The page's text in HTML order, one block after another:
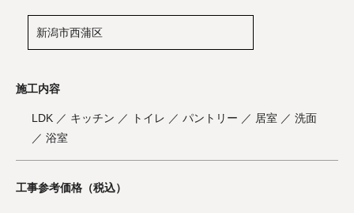
新潟市西蒲区
施工内容
LDK ／ キッチン ／ トイレ ／ パントリー ／ 居室 ／ 洗面
／ 浴室
工事参考価格（税込）